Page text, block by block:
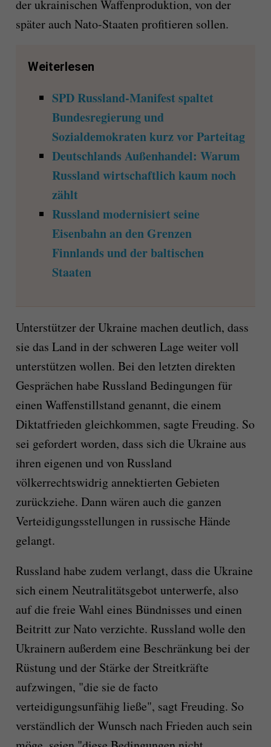
der ukrainischen Waffenproduktion, von der
später auch Nato-Staaten profitieren sollen.
Weiterlesen
SPD Russland-Manifest spaltet
Bundesregierung und
Sozialdemokraten kurz vor Parteitag
Deutschlands Außenhandel: Warum
Russland wirtschaftlich kaum noch
zählt
Russland modernisiert seine
Eisenbahn an den Grenzen
Finnlands und der baltischen
Staaten
Unterstützer der Ukraine machen deutlich, dass
sie das Land in der schweren Lage weiter voll
unterstützen wollen. Bei den letzten direkten
Gesprächen habe Russland Bedingungen für
einen Waffenstillstand genannt, die einem
Diktatfrieden gleichkommen, sagte Freuding. So
sei gefordert worden, dass sich die Ukraine aus
ihren eigenen und von Russland
völkerrechtswidrig annektierten Gebieten
zurückziehe. Dann wären auch die ganzen
Verteidigungsstellungen in russische Hände
gelangt.
Russland habe zudem verlangt, dass die Ukraine
sich einem Neutralitätsgebot unterwerfe, also
auf die freie Wahl eines Bündnisses und einen
Beitritt zur Nato verzichte. Russland wolle den
Ukrainern außerdem eine Beschränkung bei der
Rüstung und der Stärke der Streitkräfte
aufzwingen, "die sie de facto
verteidigungsunfähig ließe", sagt Freuding. So
verständlich der Wunsch nach Frieden auch sein